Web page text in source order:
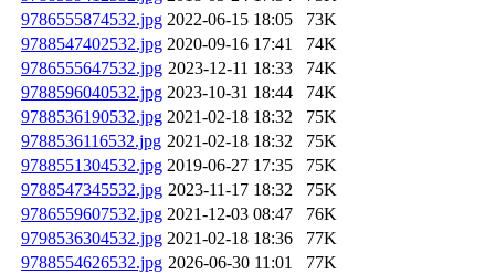
9786555874532.jpg 2022-06-15 18:05
73K
9788547402532.jpg 2020-09-16 17:41
74K
9786555647532.jpg 2023-12-11 18:33
74K
9788596040532.jpg 2023-10-31 18:44
74K
9788536190532.jpg 2021-02-18 18:32
75K
9788536116532.jpg 2021-02-18 18:32
75K
9788551304532.jpg 2019-06-27 17:35
75K
9788547345532.jpg 2023-11-17 18:32
75K
9786559607532.jpg 2021-12-03 08:47
76K
9798536304532.jpg 2021-02-18 18:36
77K
9788554626532.jpg 2026-06-30 11:01
77K